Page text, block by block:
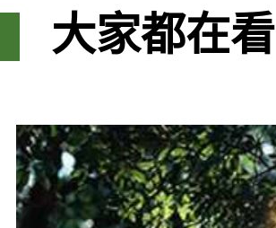
大家都在看